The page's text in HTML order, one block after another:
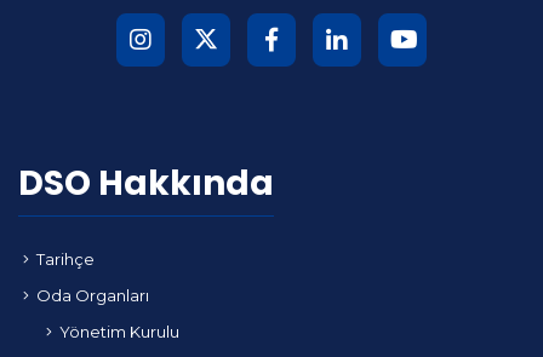
DSO Hakkında
Tarihçe
Oda Organları
Yönetim Kurulu